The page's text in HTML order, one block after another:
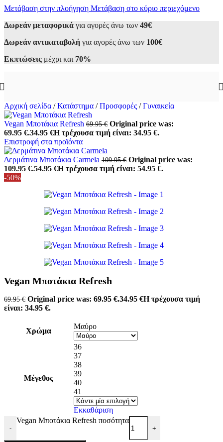
Μετάβαση στην πλοήγηση Μετάβαση στο κύριο περιεχόμενο
Δωρεάν μεταφορικά για αγορές άνω των 49€
Δωρεάν αντικαταβολή για αγορές άνω των 100€
Εκπτώσεις μέχρι και 70%
Αρχική σελίδα / Κατάστημα / Προσφορές / Γυναικεία
Vegan Μποτάκια Refresh 69.95€ Original price was:
69.95 €.34.95 €Η τρέχουσα τιμή είναι: 34.95 €.
Επιστροφή στα προϊόντα
Δερμάτινα Μποτάκια Carmela 109.95€ Original price was:
109.95 €.54.95 €Η τρέχουσα τιμή είναι: 54.95 €.
-50%
Vegan Μποτάκια Refresh
69.95€ Original price was: 69.95 €.34.95 €Η τρέχουσα τιμή
είναι: 34.95 €.
Χρώμα
Μαύρο
Μέγεθος
36
37
38
39
40
41
Εκκαθάριση
-
Vegan Μποτάκια Refresh ποσότητα
+